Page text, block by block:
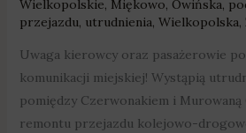
Wielkopolskie, Miękowo, Owińska,
przejazdu, utrudnienia, Wielkopolska,
Uwaga kierowcy oraz pasażerowie
komunikacji miejskiej! Wystąpią
pomiędzy Czerwonakiem i Murowaną
remontu przejazdu kolejowo-